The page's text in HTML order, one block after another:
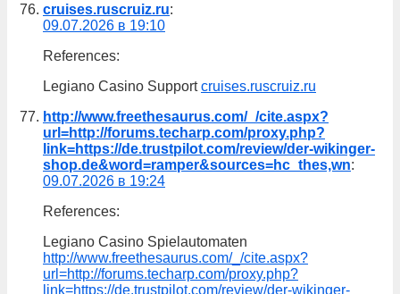
cruises.ruscruiz.ru:
09.07.2026 в 19:10
References:
Legiano Casino Supportcruises.ruscruiz.ru
http://www.freethesaurus.com/_/cite.aspx?
url=http://forums.techarp.com/proxy.php?
link=https://de.trustpilot.com/review/der-wikinger-
shop.de&word=ramper&sources=hc_thes,wn:
09.07.2026 в 19:24
References:
Legiano Casino Spielautomaten
http://www.freethesaurus.com/_/cite.aspx?
url=http://forums.techarp.com/proxy.php?
link=https://de.trustpilot.com/review/der-wikinger-